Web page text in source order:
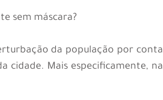
sem máscara?
da população por conta
cidade. Mais especificamente, na